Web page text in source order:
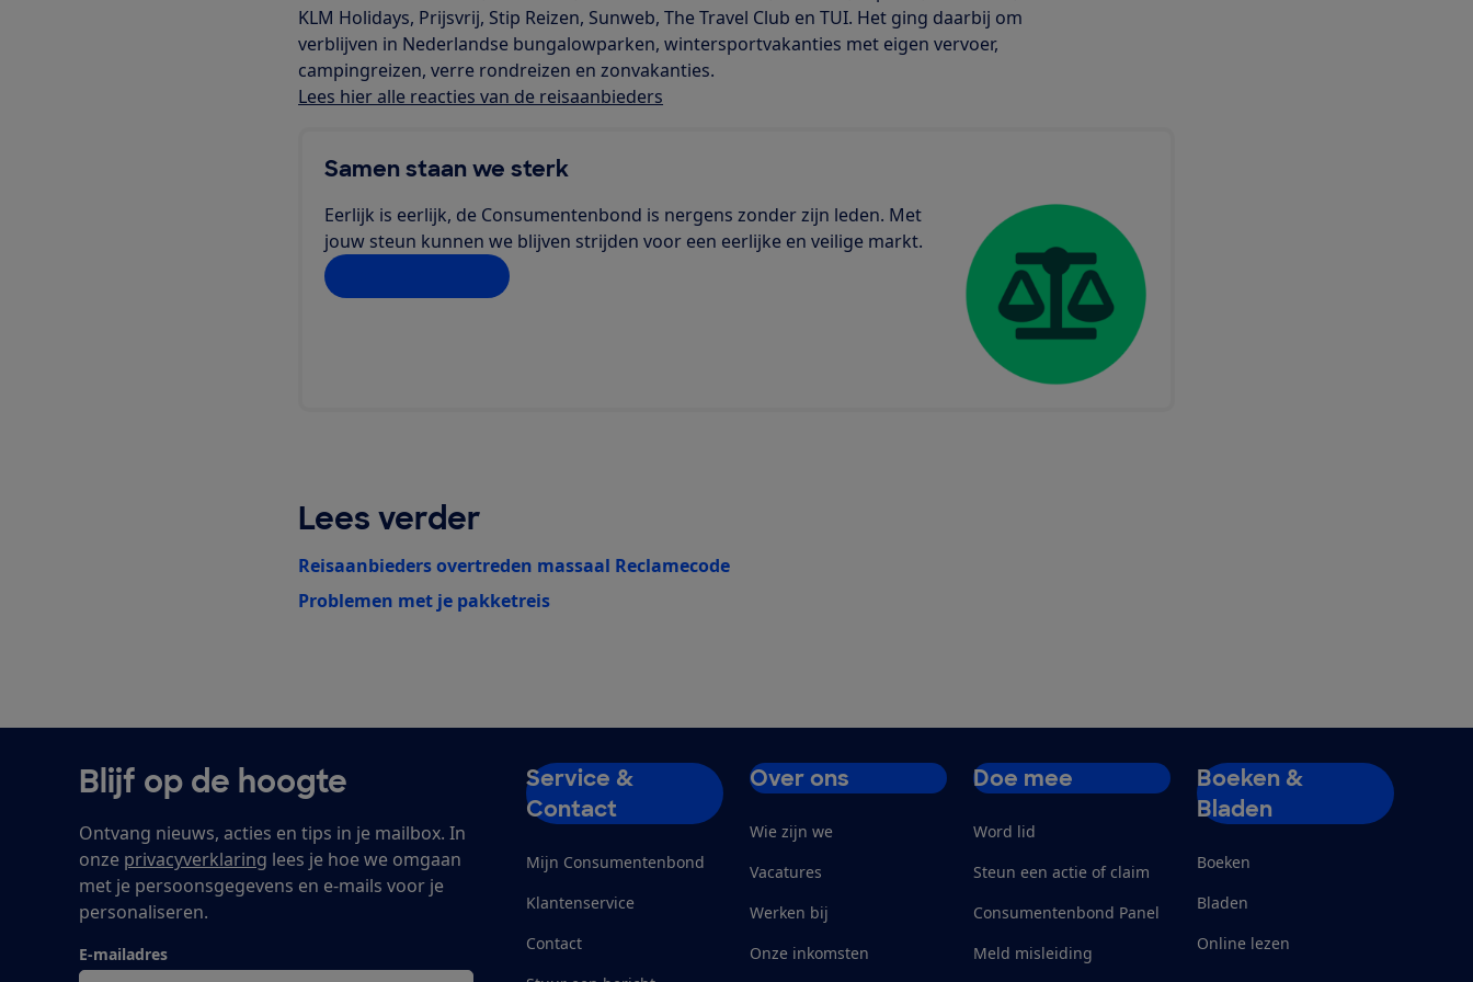
KLM Holidays, Prijsvrij, Stip Reizen, Sunweb, The Travel Club en TUI. Het ging daarbij om
verblijven in Nederlandse bungalowparken, wintersportvakanties met eigen vervoer,
campingreizen, verre rondreizen en zonvakanties.
Lees hier alle reacties van de reisaanbieders
Samen staan we sterk
Eerlijk is eerlijk, de Consumentenbond is nergens zonder zijn leden. Met
jouw steun kunnen we blijven strijden voor een eerlijke en veilige markt.
Lees verder
Reisaanbieders overtreden massaal Reclamecode
Problemen met je pakketreis
Blijf op de hoogte
Ontvang nieuws, acties en tips in je mailbox. In
onze privacyverklaring lees je hoe we omgaan
met je persoonsgegevens en e-mails voor je
personaliseren.
E-mailadres
Service &
Contact
Mijn Consumentenbond
Klantenservice
Contact
Over ons
Wie zijn we
Vacatures
Werken bij
Onze inkomsten
Doe mee
Word lid
Steun een actie of claim
Consumentenbond Panel
Meld misleiding
Boeken &
Bladen
Boeken
Bladen
Online lezen